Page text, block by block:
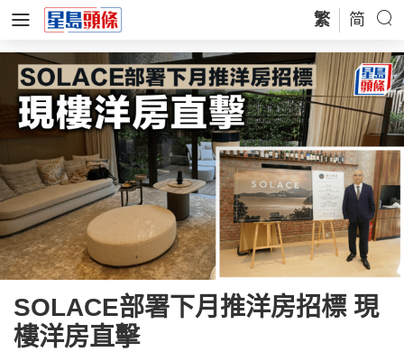
繁 简
SOLACE部署下月推洋房招標 現
樓洋房直擊